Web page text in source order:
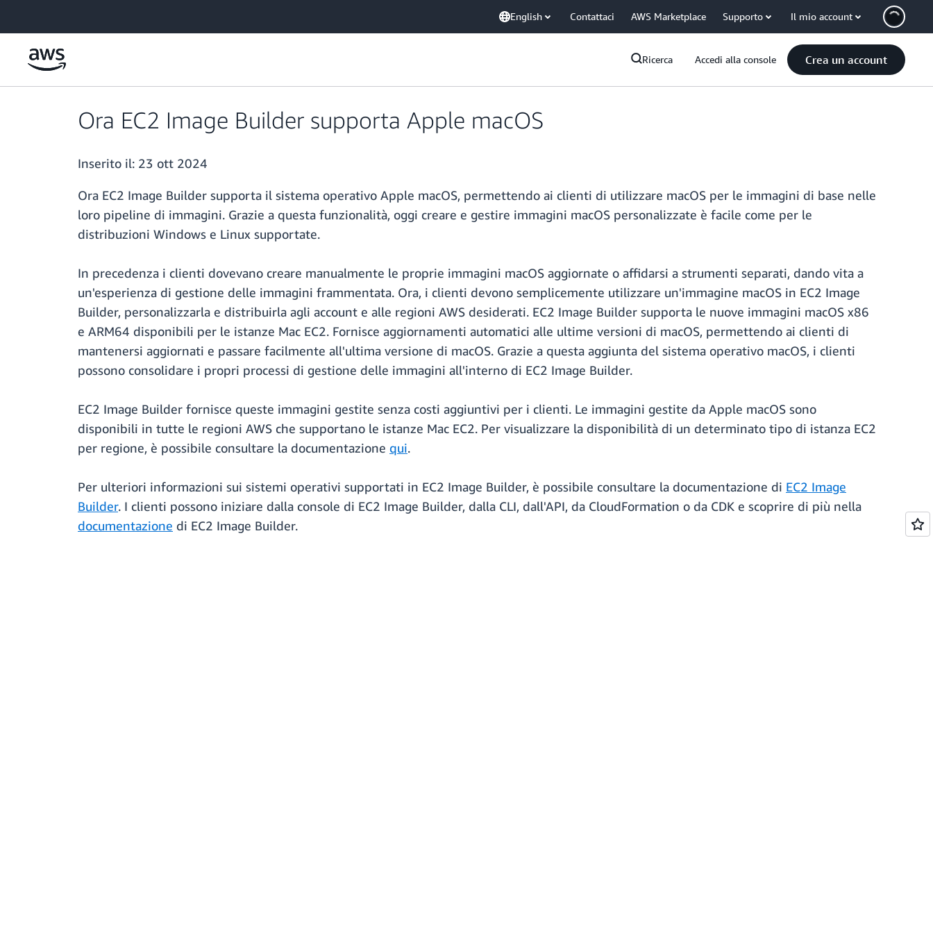
English Contattaci AWS Marketplace Supporto Il mio account
Ricerca Accedi alla console Crea un account
Ora EC2 Image Builder supporta Apple macOS
Inserito il: 23 ott 2024
Ora EC2 Image Builder supporta il sistema operativo Apple macOS, permettendo ai clienti di utilizzare macOS per le immagini di base nelle
loro pipeline di immagini. Grazie a questa funzionalità, oggi creare e gestire immagini macOS personalizzate è facile come per le
distribuzioni Windows e Linux supportate.
In precedenza i clienti dovevano creare manualmente le proprie immagini macOS aggiornate o affidarsi a strumenti separati, dando vita a
un'esperienza di gestione delle immagini frammentata. Ora, i clienti devono semplicemente utilizzare un'immagine macOS in EC2 Image
Builder, personalizzarla e distribuirla agli account e alle regioni AWS desiderati. EC2 Image Builder supporta le nuove immagini macOS x86
e ARM64 disponibili per le istanze Mac EC2. Fornisce aggiornamenti automatici alle ultime versioni di macOS, permettendo ai clienti di
mantenersi aggiornati e passare facilmente all'ultima versione di macOS. Grazie a questa aggiunta del sistema operativo macOS, i clienti
possono consolidare i propri processi di gestione delle immagini all'interno di EC2 Image Builder.
EC2 Image Builder fornisce queste immagini gestite senza costi aggiuntivi per i clienti. Le immagini gestite da Apple macOS sono
disponibili in tutte le regioni AWS che supportano le istanze Mac EC2. Per visualizzare la disponibilità di un determinato tipo di istanza EC2
per regione, è possibile consultare la documentazione qui.
Per ulteriori informazioni sui sistemi operativi supportati in EC2 Image Builder, è possibile consultare la documentazione di EC2 Image
Builder. I clienti possono iniziare dalla console di EC2 Image Builder, dalla CLI, dall'API, da CloudFormation o da CDK e scoprire di più nella
documentazione di EC2 Image Builder.